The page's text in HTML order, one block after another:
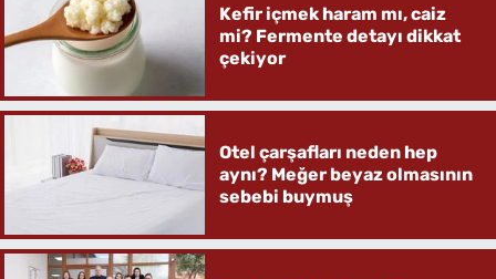
Kefir içmek haram mı, caiz
mi? Fermente detayı dikkat
çekiyor
Otel çarşafları neden hep
aynı? Meğer beyaz olmasının
sebebi buymuş